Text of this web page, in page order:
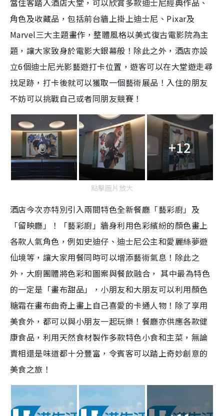
當住客踏入酒店大堂，可以欣賞多款迪士尼經典作品、
角色及收藏品，包括前台牆上掛上迪士尼、Pixar及
Marvel三大主題畫作，整體風格以美式復古電影院為主
題，讓大家致身於電影大銀幕般！除此之外，酒店亦設
立6個迪士尼光影藝遊打卡位置，遊客可以在大堂遊走尋
找足跡，打卡後就可以獲取一個藝術展品！入住的朋友
不妨可以挑戰自己或者同朋友競賽！
+12
點擊圖片放大
酒店今次亦特別引入兩間特色全新餐廳「藝彩廚」及
「留映廳」！「藝彩廚」牆身利用色彩繽紛的顏色畫上
各款人氣角色，例如史迪仔、迪士尼公主和愛麗絲夢遊
仙境等，讓大家用餐同時可以增添藝術氣息！除此之
外，大廚團體將色彩和圖案與餐飲融合， 其中最為特色
的一定是「畫布甜品」，小朋友和大朋友可以利用顏色
糖霜在畫布曲奇上畫上自己喜愛的卡通人物！除了享用
美食外，都可以與小朋友一起玩樂！餐廳亦供應各款健
康食品，利用天然食材製作多款特色小食和主菜，無論
賣相還是味道都十分豐富，令賓客可以踏上奇妙創意的
美食之旅！